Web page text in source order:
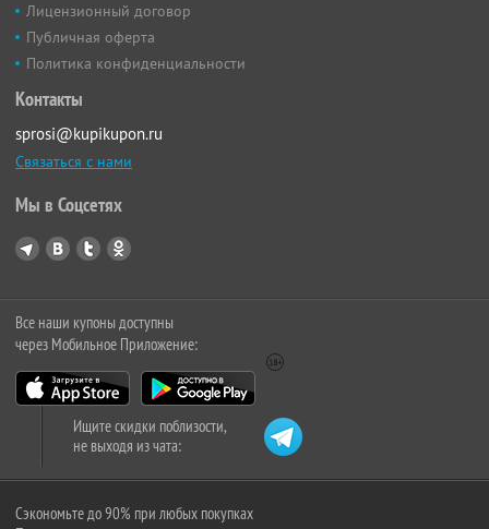
Лицензионный договор
Публичная оферта
Политика конфиденциальности
Контакты
sprosi@kupikupon.ru
Связаться с нами
Мы в Соцсетях
Все наши купоны доступны
через Мобильное Приложение:
Ищите скидки поблизости,
не выходя из чата:
Сэкономьте до 90% при любых покупках